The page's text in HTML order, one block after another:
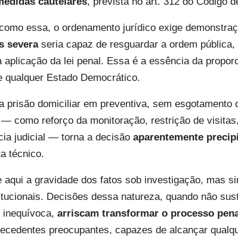
essa, o ordenamento jurídico exige
severaseria capaz de resguardar a ordem
aplicação da lei penal. Essa é a essência da
qualquer Estado Democrático.
prisão domiciliar em preventiva, sem esgotamento
como reforço da monitoração, restrição de
judicial — torna a decisão aparentemente
técnico.
aqui a gravidade dos fatos sob investigação, mas
Decisões dessa natureza, quando não
inequívoca, arriscam transformar o processo
preocupantes, capazes de alcançar